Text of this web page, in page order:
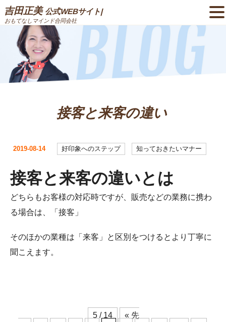
吉田正美公式WEBサイト|
おもてなしマインド合同会社
接客と来客の違い
2019-08-14 好印象へのステップ 知っておきたいマナー
接客と来客の違いとは
どちらもお客様の対応時ですが、販売などの業務に携わ
る場合は、「接客」
そのほかの業種は「来客」と区別をつけるとより丁寧に
聞こえます。
5 / 14
« 先